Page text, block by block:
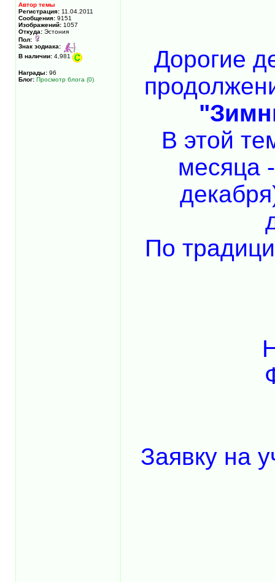
Автор темы
Регистрация: 11.04.2011
Сообщения: 9151
Изображений: 1057
Откуда: Эстония
Пол:
Знак зодиака:
В наличии: 4,981
Награды: 96
Блог: Просмотр блога (0)
Дорогие
В этой
месяца
По
Заявку на